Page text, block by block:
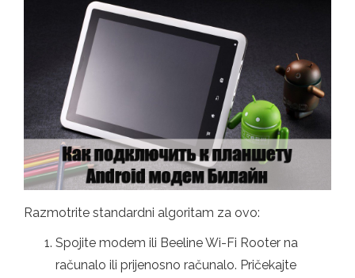
Razmotrite standardni algoritam za ovo:
Spojite modem ili Beeline Wi-Fi Rooter na
računalo ili prijenosno računalo. Pričekajte